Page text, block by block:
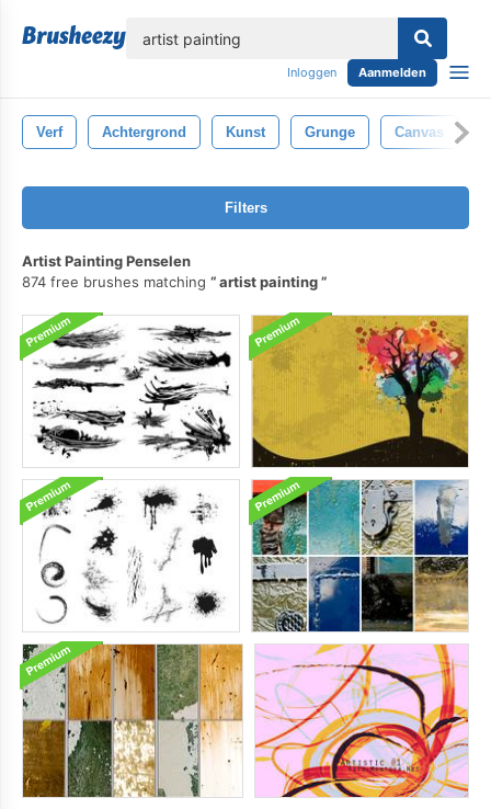
Inloggen Aanmelden
Verf Achtergrond Kunst Grunge Canvas
Filters
Artist Painting Penselen
874 free brushes matching
artist painting